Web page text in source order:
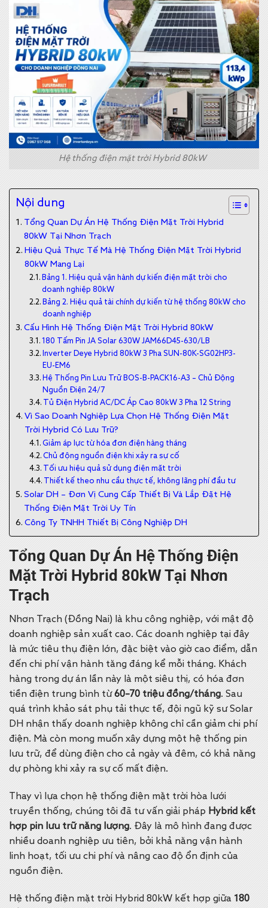
Hệ thống điện mặt trời Hybrid 80kW
Nội dung
Tổng Quan Dự Án Hệ Thống Điện Mặt Trời Hybrid
80kW Tại Nhơn Trạch
Hiệu Quả Thực Tế Mà Hệ Thống Điện Mặt Trời Hybrid
80kW Mang Lại
Bảng 1. Hiệu quả vận hành dự kiến điện mặt trời cho
doanh nghiệp 80kW
Bảng 2. Hiệu quả tài chính dự kiến từ hệ thống 80kW cho
doanh nghiệp
Cấu Hình Hệ Thống Điện Mặt Trời Hybrid 80kW
180 Tấm Pin JA Solar 630W JAM66D45-630/LB
Inverter Deye Hybrid 80kW 3 Pha SUN-80K-SG02HP3-
EU-EM6
Hệ Thống Pin Lưu Trữ BOS-B-PACK16-A3 – Chủ Động
Nguồn Điện 24/7
Tủ Điện Hybrid AC/DC Áp Cao 80kW 3 Pha 12 String
Vì Sao Doanh Nghiệp Lựa Chọn Hệ Thống Điện Mặt
Trời Hybrid Có Lưu Trữ?
Giảm áp lực từ hóa đơn điện hàng tháng
Chủ động nguồn điện khi xảy ra sự cố
Tối ưu hiệu quả sử dụng điện mặt trời
Thiết kế theo nhu cầu thực tế, không lãng phí đầu tư
Solar DH – Đơn Vị Cung Cấp Thiết Bị Và Lắp Đặt Hệ
Thống Điện Mặt Trời Uy Tín
Công Ty TNHH Thiết Bị Công Nghiệp DH
Tổng Quan Dự Án Hệ Thống Điện
Mặt Trời Hybrid 80kW Tại Nhơn
Trạch
Nhơn Trạch (Đồng Nai) là khu công nghiệp, với mật độ
doanh nghiệp sản xuất cao. Các doanh nghiệp tại đây
là mức tiêu thụ điện lớn, đặc biệt vào giờ cao điểm, dẫn
đến chi phí vận hành tăng đáng kể mỗi tháng.Khách
hàng trong dự án lần này là một siêu thị, có hóa đơn
tiền điện trung bình từ60–70 triệu đồng/tháng. Sau
quá trình khảo sát phụ tải thực tế, đội ngũ kỹ sư Solar
DH nhận thấy doanh nghiệp không chỉ cần giảm chi phí
điện. Mà còn mong muốn xây dựng một hệ thống pin
lưu trữ, để dùng điện cho cả ngày và đêm, có khả năng
dự phòng khi xảy ra sự cố mất điện.
Thay vì lựa chọn hệ thống điện mặt trời hòa lưới
truyền thống, chúng tôi đã tư vấn giải phápHybrid kết
hợp pin lưu trữ năng lượng. Đây là mô hình đang được
nhiều doanh nghiệp ưu tiên, bởi khả năng vận hành
linh hoạt, tối ưu chi phí và nâng cao độ ổn định của
nguồn điện.
Hệ thống điện mặt trời Hybrid 80kW kết hợp giữa180